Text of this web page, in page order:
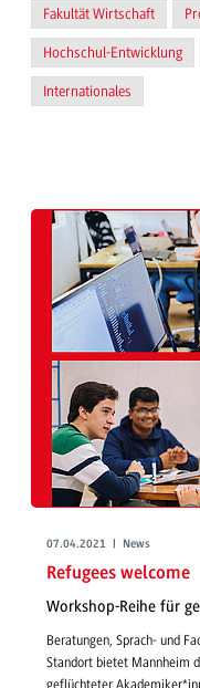
Fakultät Wirtschaft
Hochschul-Entwicklung
Internationales
07.04.2021 | News
Refugees welcome
Workshop-Reihe für
Beratungen, Sprach- und
Standort bietet Mannheim
geflüchteter